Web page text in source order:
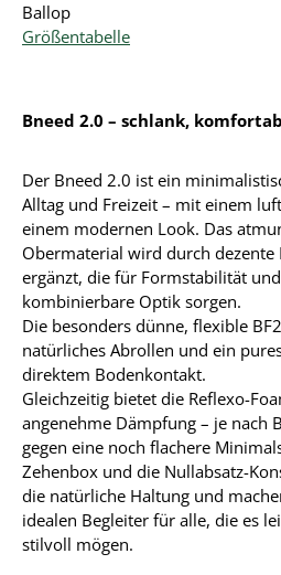
Ballop
Größentabelle
Bneed 2.0 – schlank,
Der Bneed 2.0 ist ein
Alltag und Freizeit – mit einem
einem modernen Look. Das
Obermaterial wird durch
ergänzt, die für Formstabilität
kombinierbare Optik sorgen.
Die besonders dünne, flexible
natürliches Abrollen und ein
direktem Bodenkontakt.
Gleichzeitig bietet die Reflexo-
angenehme Dämpfung – je nach
gegen eine noch flachere
Zehenbox und die Nullabsatz-
die natürliche Haltung und
idealen Begleiter für alle, die es
stilvoll mögen.